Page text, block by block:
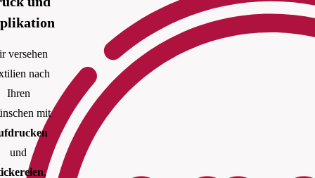
versehen
nach
Ihren
mit
und
,